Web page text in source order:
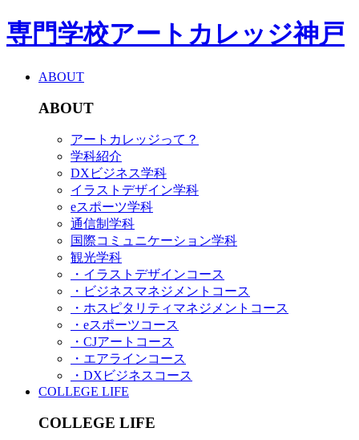
専門学校アートカレッジ神戸
ABOUT
ABOUT
アートカレッジって？
学科紹介
DXビジネス学科
イラストデザイン学科
eスポーツ学科
通信制学科
国際コミュニケーション学科
観光学科
・イラストデザインコース
・ビジネスマネジメントコース
・ホスピタリティマネジメントコース
・eスポーツコース
・CJアートコース
・エアラインコース
・DXビジネスコース
COLLEGE LIFE
COLLEGE LIFE